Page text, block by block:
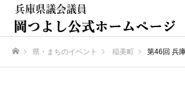
県・まちのイベント 稲美町 第46回 兵庫